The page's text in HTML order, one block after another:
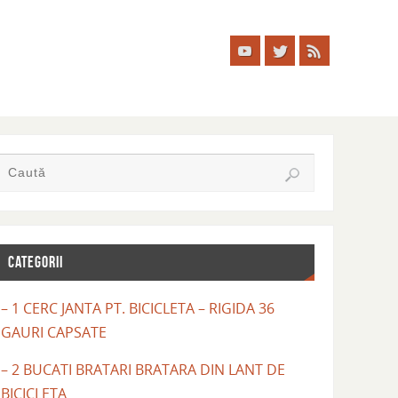
CATEGORII
– 1 CERC JANTA PT. BICICLETA – RIGIDA 36
GAURI CAPSATE
– 2 BUCATI BRATARI BRATARA DIN LANT DE
BICICLETA